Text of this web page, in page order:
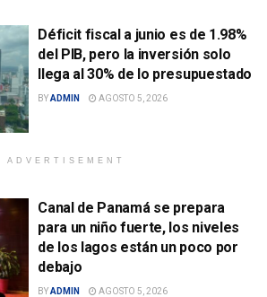
Déficit fiscal a junio es de 1.98%
del PIB, pero la inversión solo
llega al 30% de lo presupuestado
BYADMIN AGOSTO 5, 2026
ADVERTISEMENT
Canal de Panamá se prepara
para un niño fuerte, los niveles
de los lagos están un poco por
debajo
BYADMIN AGOSTO 5, 2026